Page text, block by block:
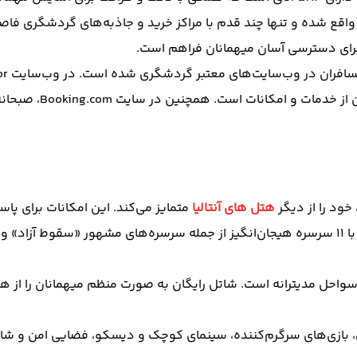
دسترسی آسان میهمانان فراهم است.
را از دیگرهتل‌ های آنتالیا متمایز می‌کند. این امکانات برای
یکی از بزرگ‌ترین جاذبه‌های هتل، پارک آبی مگا با ۱۱ سرسره هیجان‌انگیز از جمله
مدیترانه است. شاتل رایگان به صورت منظم میهمانان را از
بازی‌های سرگرم‌کننده، سینمای کوچک و دیسکو، فضایی امن و